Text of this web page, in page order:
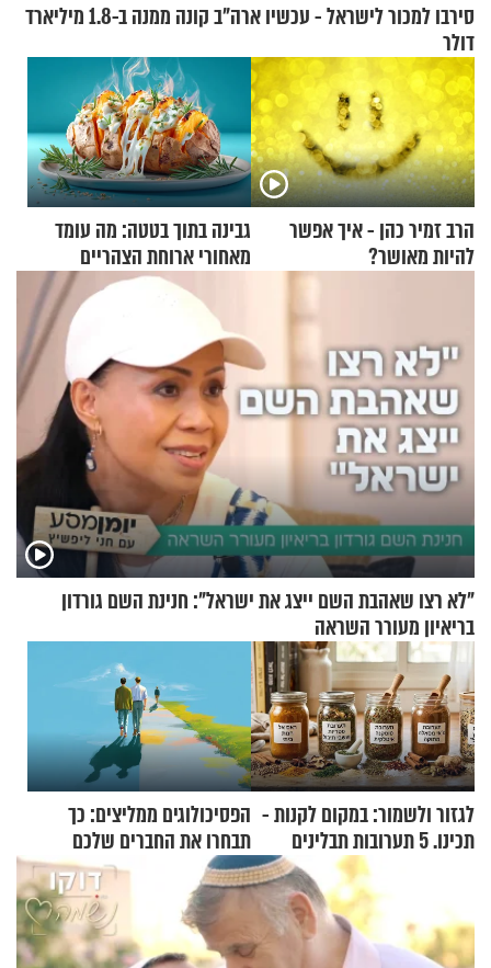
סירבו למכור לישראל - עכשיו ארה"ב קונה ממנה ב-1.8 מיליארד
דולר
הרב זמיר כהן - איך אפשר
להיות מאושר?
גבינה בתוך בטטה: מה עומד
מאחורי ארוחת הצהריים
שכבשה את הרשת?
"לא רצו שאהבת השם ייצג את ישראל": חנינת השם גורדון
בריאיון מעורר השראה
לגזור ולשמור: במקום לקנות -
תכינו. 5 תערובות תבלינים
שמתאימות להכל
הפסיכולוגים ממליצים: כך
תבחרו את החברים שלכם
בחיים